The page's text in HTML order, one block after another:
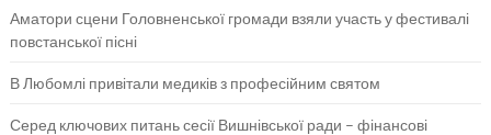
Аматори сцени Головненської громади взяли участь у фестивалі
повстанської пісні
В Любомлі привітали медиків з професійним святом
Серед ключових питань сесії Вишнівської ради – фінансові